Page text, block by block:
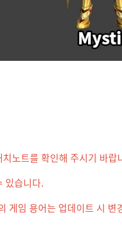
노트를 확인해 주시기 바랍
있습니다.
게임 용어는 업데이트 시 변